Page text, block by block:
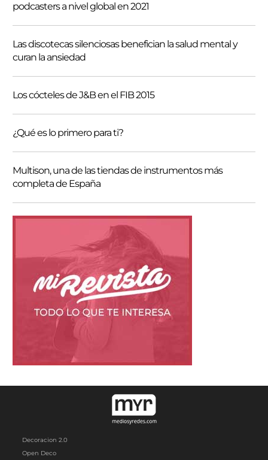
a
r
podcasters a nivel global en 2021
Las discotecas silenciosas benefician la salud mental y
curan la ansiedad
Los cócteles de J&B en el FIB 2015
¿Qué es lo primero para ti?
Multison, una de las tiendas de instrumentos más
completa de España
Decoracion 2.0
Open Deco